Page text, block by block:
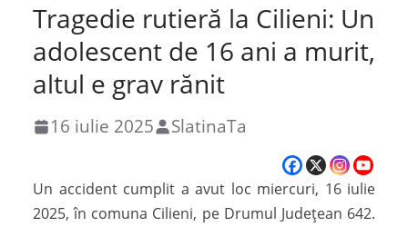
Tragedie rutieră la Cilieni: Un
adolescent de 16 ani a murit,
altul e grav rănit
16 iulie 2025 SlatinaTa
Un accident cumplit a avut loc miercuri, 16 iulie
2025, în comuna Cilieni, pe Drumul Județean 642.